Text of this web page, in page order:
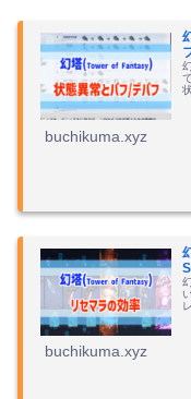
buchikuma.xyz
buchikuma.xyz